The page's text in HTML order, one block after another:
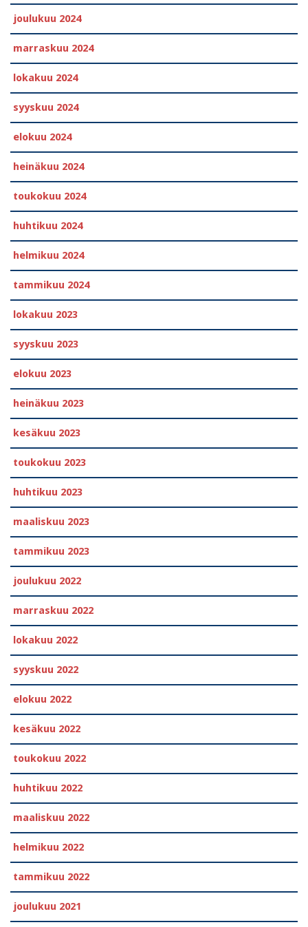
joulukuu 2024
marraskuu 2024
lokakuu 2024
syyskuu 2024
elokuu 2024
heinäkuu 2024
toukokuu 2024
huhtikuu 2024
helmikuu 2024
tammikuu 2024
lokakuu 2023
syyskuu 2023
elokuu 2023
heinäkuu 2023
kesäkuu 2023
toukokuu 2023
huhtikuu 2023
maaliskuu 2023
tammikuu 2023
joulukuu 2022
marraskuu 2022
lokakuu 2022
syyskuu 2022
elokuu 2022
kesäkuu 2022
toukokuu 2022
huhtikuu 2022
maaliskuu 2022
helmikuu 2022
tammikuu 2022
joulukuu 2021